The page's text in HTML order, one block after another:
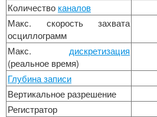
Количество каналов
Макс. скорость захвата
осциллограмм
Макс. дискретизация
(реальное время)
Глубина записи
Вертикальное разрешение
Регистратор